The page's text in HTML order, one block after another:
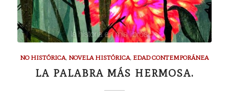
NO HISTÓRICA, NOVELA HISTÓRICA, EDAD CONTEMPORÁNEA
LA PALABRA MÁS HERMOSA.